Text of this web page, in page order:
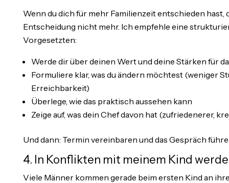
Wenn du dich für mehr Familienzeit entschieden hast,
Entscheidung nicht mehr. Ich empfehle eine
Vorgesetzten:
Werde dir über deinen Wert und deine Stärken für
Formuliere klar, was du ändern möchtest (weniger
Erreichbarkeit)
Überlege, wie das praktisch aussehen kann
Zeige auf, was dein Chef davon hat (zufriedenerer,
Und dann: Termin vereinbaren und das Gespräch
4. In Konflikten mit meinem Kind
Viele Männer kommen gerade beim ersten Kind an